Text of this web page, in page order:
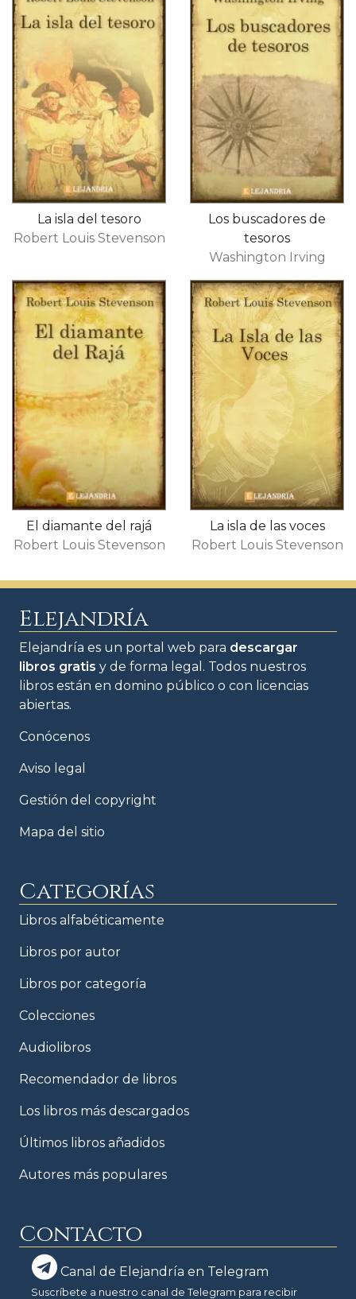
La isla del tesoro
Robert Louis Stevenson
Los buscadores de
tesoros
Washington Irving
El diamante del rajá
Robert Louis Stevenson
La isla de las voces
Robert Louis Stevenson
Elejandría
Elejandría es un portal web para descargar
libros gratis y de forma legal. Todos nuestros
libros están en domino público o con licencias
abiertas.
Conócenos
Aviso legal
Gestión del copyright
Mapa del sitio
Categorías
Libros alfabéticamente
Libros por autor
Libros por categoría
Colecciones
Audiolibros
Recomendador de libros
Los libros más descargados
Últimos libros añadidos
Autores más populares
Contacto
Canal de Elejandría en Telegram
Suscríbete a nuestro canal de Telegram para recibir